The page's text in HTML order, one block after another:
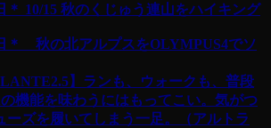
＊ 10/15 秋のくじゅう連山をハイキング
＊ 秋の北アルプスをOLYMPUS4でソ
】ランも、ウォークも、普段
機能を味わうにはもってこい。気がつ
ーズを履いてしまう一足。（アルトラ